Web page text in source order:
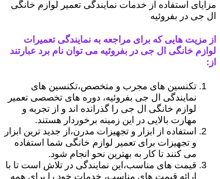
مزایای استفاده از خدمات نمایندگی تعمیر لوازم خانگی
ال جی در بفروئیه
از مزیت هایی که برای مراجعه به نمایندگی تعمیرات
لوازم خانگی ال جی در بفروئیه می توان نام برد عبارتند
از:
تکنسین های مجرب و متخصص،تکنسین های
نمایندگی ال جی بفروئیه، دوره های تخصصی تعمیر
لوازم خانگی ال جی را گذرانده اند و از تجربه و
مهارت بالایی در این زمینه برخوردار هستند.
استفاده از ابزار و تجهیزات مدرن،از جدید ترین ابزار
و تجهیزات برای تعمیر لوازم خانگی شما استفاده
می کنند تا کار به بهترین نحو انجام شود.
قیمت های مناسب،این نمایندگی در تلاش است تا با
ارائه قیمت های مناسب، خدمات خود را برای همه